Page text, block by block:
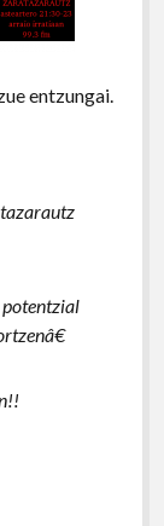
entzungai.